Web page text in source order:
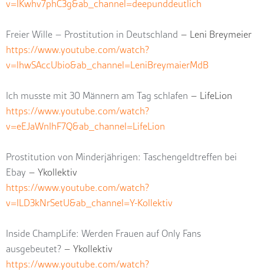
v=IKwhv7phC3g&ab_channel=deepunddeutlich
Freier Wille – Prostitution in Deutschland – Leni Breymeier
https://www.youtube.com/watch?
v=lhwSAccUbio&ab_channel=LeniBreymaierMdB
Ich musste mit 30 Männern am Tag schlafen – LifeLion
https://www.youtube.com/watch?
v=eEJaWnIhF7Q&ab_channel=LifeLion
Prostitution von Minderjährigen: Taschengeldtreffen bei
Ebay – Ykollektiv
https://www.youtube.com/watch?
v=ILD3kNrSetU&ab_channel=Y-Kollektiv
Inside ChampLife: Werden Frauen auf Only Fans
ausgebeutet? – Ykollektiv
https://www.youtube.com/watch?